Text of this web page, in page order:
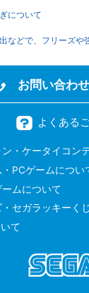
について
などで、フリーズや
お問い合わ
よくある
・ケータイコン
PCゲームについ
ムについて
セガラッキーく
て